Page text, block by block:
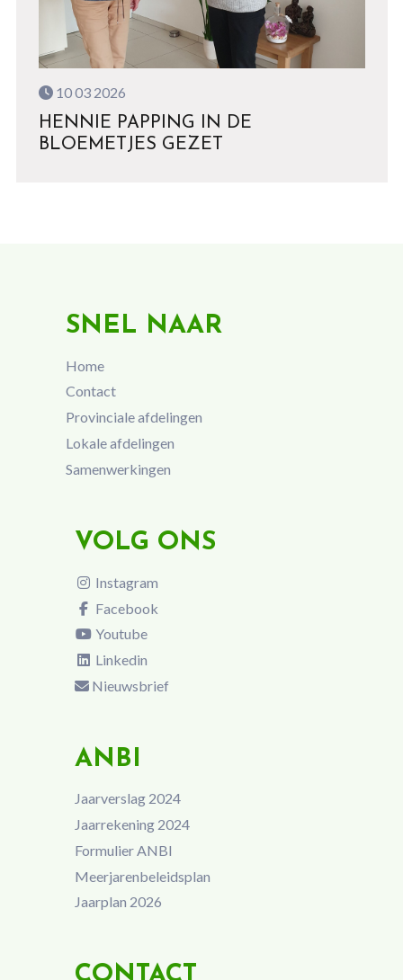
10 03 2026
HENNIE PAPPING IN DE
BLOEMETJES GEZET
SNEL NAAR
Home
Contact
Provinciale afdelingen
Lokale afdelingen
Samenwerkingen
VOLG ONS
Instagram
Facebook
Youtube
Linkedin
Nieuwsbrief
ANBI
Jaarverslag 2024
Jaarrekening 2024
Formulier ANBI
Meerjarenbeleidsplan
Jaarplan 2026